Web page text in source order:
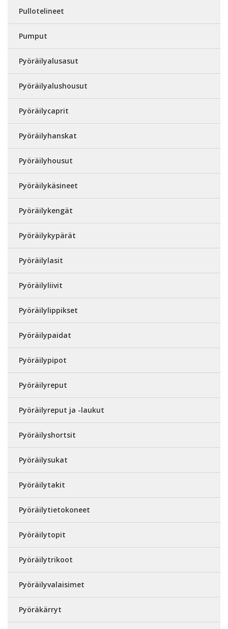
Pullotelineet
Pumput
Pyöräilyalusasut
Pyöräilyalushousut
Pyöräilycaprit
Pyöräilyhanskat
Pyöräilyhousut
Pyöräilykäsineet
Pyöräilykengät
Pyöräilykypärät
Pyöräilylasit
Pyöräilyliivit
Pyöräilylippikset
Pyöräilypaidat
Pyöräilypipot
Pyöräilyreput
Pyöräilyreput ja -laukut
Pyöräilyshortsit
Pyöräilysukat
Pyöräilytakit
Pyöräilytietokoneet
Pyöräilytopit
Pyöräilytrikoot
Pyöräilyvalaisimet
Pyöräkärryt